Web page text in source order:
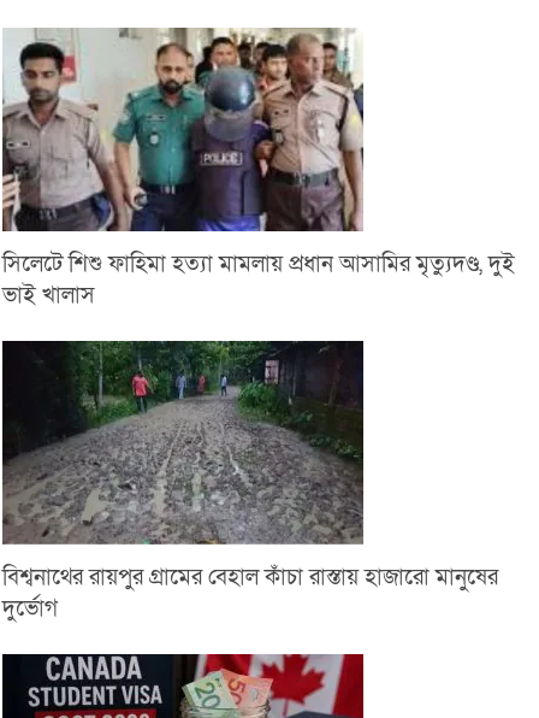
সিলেটে শিশু ফাহিমা হত্যা মামলায় প্রধান আসামির মৃত্যুদণ্ড, দুই
ভাই খালাস
বিশ্বনাথের রায়পুর গ্রামের বেহাল কাঁচা রাস্তায় হাজারো মানুষের
দুর্ভোগ